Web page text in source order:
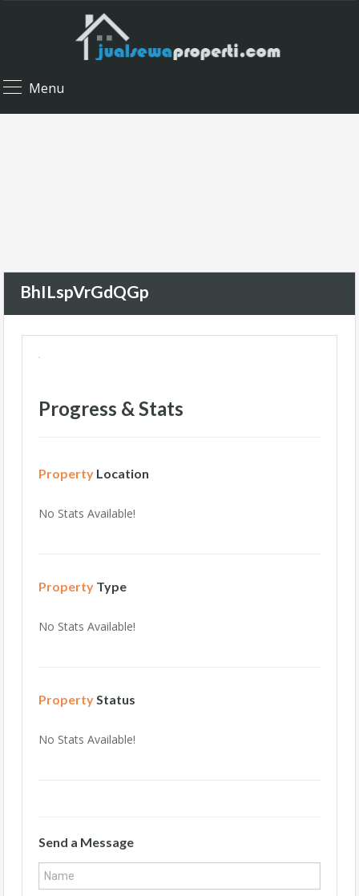
Menu
BhILspVrGdQGp
Progress & Stats
Property Location
No Stats Available!
Property Type
No Stats Available!
Property Status
No Stats Available!
Send a Message